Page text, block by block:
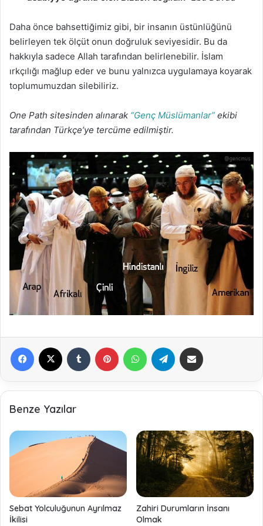
Daha önce bahsettiğimiz gibi, bir insanın üstünlüğünü
belirleyen tek ölçüt onun doğruluk seviyesidir. Bu da
hakkıyla sadece Allah tarafından belirlenebilir. İslam
ırkçılığı mağlup eder ve bunu yalnızca uygulamaya koyarak
toplumumuzdan silebiliriz.
One Path sitesinden alınarak “Genç Müslümanlar” ekibi
tarafından Türkçe’ye tercüme edilmiştir.
Benze Yazılar
Sebat Yolculuğunun Ayrılmaz
İkilisi
Zahiri Durumların İnsanı
Olmak